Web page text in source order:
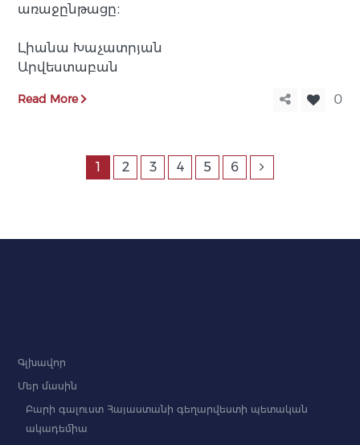
առաջընթացը։
Լիանա Խաչատրյան
Արվեստաբան
Read More 0
1 2 3 4 5 6
Գլխավոր
Մեր մասին
Բարի գալուստ Հայաստանի գեղարվեստի պետական
ակադեմիա